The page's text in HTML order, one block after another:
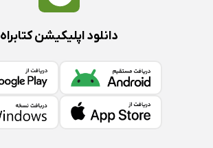
دانلود اپلیکیشن کتابراه